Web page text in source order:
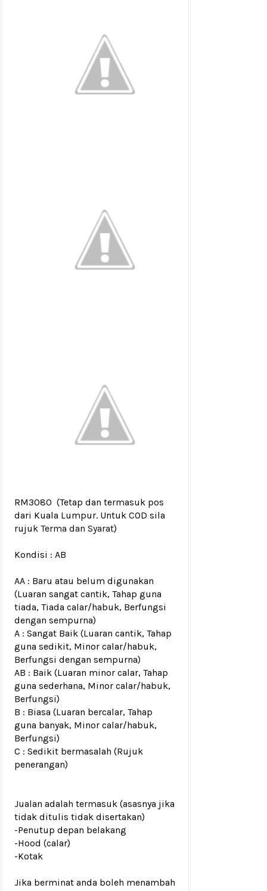
RM3080 (Tetap dan termasuk pos
dari Kuala Lumpur. Untuk COD sila
rujuk Terma dan Syarat)
Kondisi : AB
AA : Baru atau belum digunakan
(Luaran sangat cantik, Tahap guna
tiada, Tiada calar/habuk, Berfungsi
dengan sempurna)
A : Sangat Baik (Luaran cantik, Tahap
guna sedikit, Minor calar/habuk,
Berfungsi dengan sempurna)
AB : Baik (Luaran minor calar, Tahap
guna sederhana, Minor calar/habuk,
Berfungsi)
B : Biasa (Luaran bercalar, Tahap
guna banyak, Minor calar/habuk,
Berfungsi)
C : Sedikit bermasalah (Rujuk
penerangan)
Jualan adalah termasuk (asasnya jika
tidak ditulis tidak disertakan)
-Penutup depan belakang
-Hood (calar)
-Kotak
Jika berminat anda boleh menambah